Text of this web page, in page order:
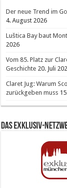
Der neue Trend im
4. August 2026
Luštica Bay baut
2026
Vom 85. Platz zur
Geschichte 20. Juli
Claret Jug: Warum
zurückgeben muss
Das Exklusiv-